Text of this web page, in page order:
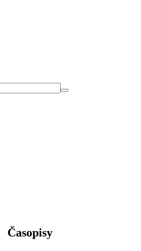
Časopisy